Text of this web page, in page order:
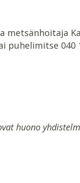
puhelimitse 040
huono